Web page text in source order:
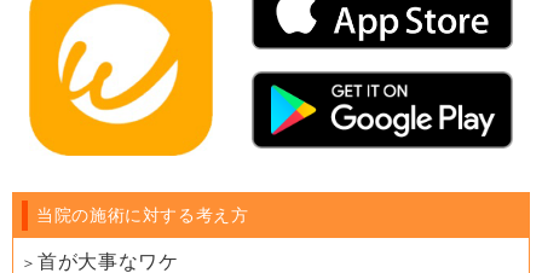
当院の施術に対する考え方
首が大事なワケ